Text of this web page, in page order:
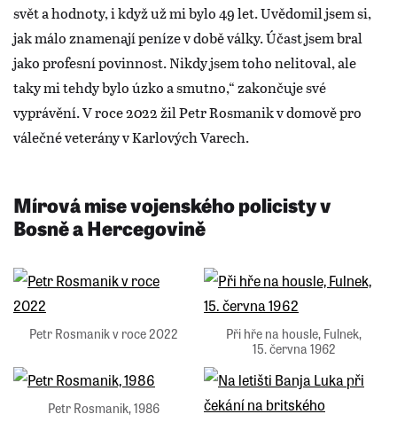
svět a hodnoty, i když už mi bylo 49 let. Uvědomil jsem si,
jak málo znamenají peníze v době války. Účast jsem bral
jako profesní povinnost. Nikdy jsem toho nelitoval, ale
taky mi tehdy bylo úzko a smutno,“ zakončuje své
vyprávění. V roce 2022 žil Petr Rosmanik v domově pro
válečné veterány v Karlových Varech.
Mírová mise vojenského policisty v
Bosně a Hercegovině
Petr Rosmanik v roce 2022
Při hře na housle, Fulnek,
15. června 1962
Petr Rosmanik, 1986